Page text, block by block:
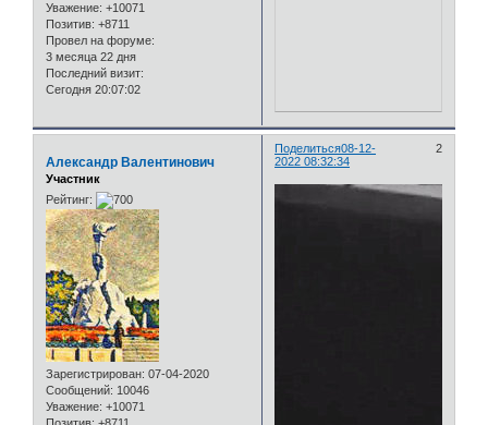
Уважение: +10071
Позитив: +8711
Провел на форуме:
3 месяца 22 дня
Последний визит:
Сегодня 20:07:02
Поделиться 2
08-12-
2022 08:32:34
Александр Валентинович
Участник
Рейтинг:
Зарегистрирован: 07-04-2020
Сообщений: 10046
Уважение: +10071